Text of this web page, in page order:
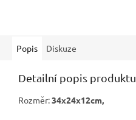
Popis Diskuze
Detailní popis produktu
Rozměr:34x24x12cm,